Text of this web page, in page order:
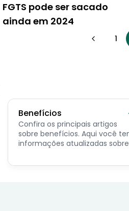
FGTS pode ser sacado
ainda em 2024
1
Benefícios
Confira os principais artigos
sobre benefícios. Aqui você tem
informações atualizadas sobre
servidor público, aposentado,